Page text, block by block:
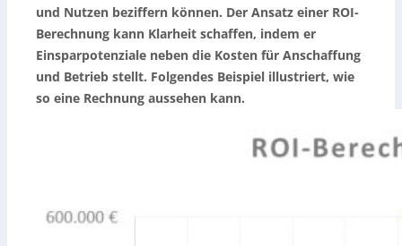
und Nutzen beziffern können. Der Ansatz einer ROI-
Berechnung kann Klarheit schaffen, indem er
Einsparpotenziale neben die Kosten für Anschaffung
und Betrieb stellt. Folgendes Beispiel illustriert, wie
so eine Rechnung aussehen kann.